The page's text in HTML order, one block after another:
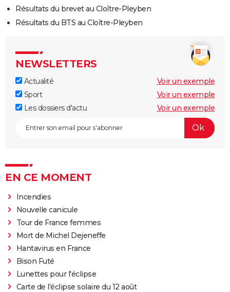
Résultats du brevet au Cloître-Pleyben
Résultats du BTS au Cloître-Pleyben
NEWSLETTERS
Actualité
Voir un exemple
Sport
Voir un exemple
Les dossiers d'actu
Voir un exemple
EN CE MOMENT
Incendies
Nouvelle canicule
Tour de France femmes
Mort de Michel Dejeneffe
Hantavirus en France
Bison Futé
Lunettes pour l'éclipse
Carte de l'éclipse solaire du 12 août